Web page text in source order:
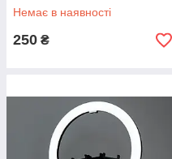
Немає в наявності
250 ₴